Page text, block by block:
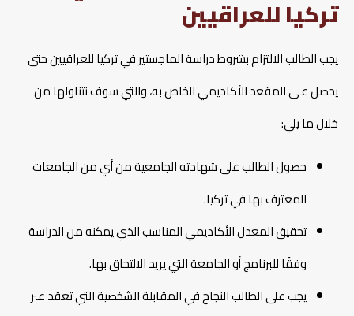
تركيا للعراقيين
يجب الطالب الالتزام بشروط دراسة الماجستير في تركيا للعراقيين حتى
يحصل على المقعد الأكاديمي الخاص به، والتي سوف نتناولها من
خلال ما يلي:
حصول الطالب على شهادته الجامعية من أي من الجامعات
المعترف بها في تركيا.
تحقيق المعدل الأكاديمي المناسب الذي يمكنه من الدراسة
وفقًا للبرنامج أو الجامعة التي يريد الالتحاق بها.
يجب على الطالب النجاح في المقابلة الشخصية التي تعقد عبر